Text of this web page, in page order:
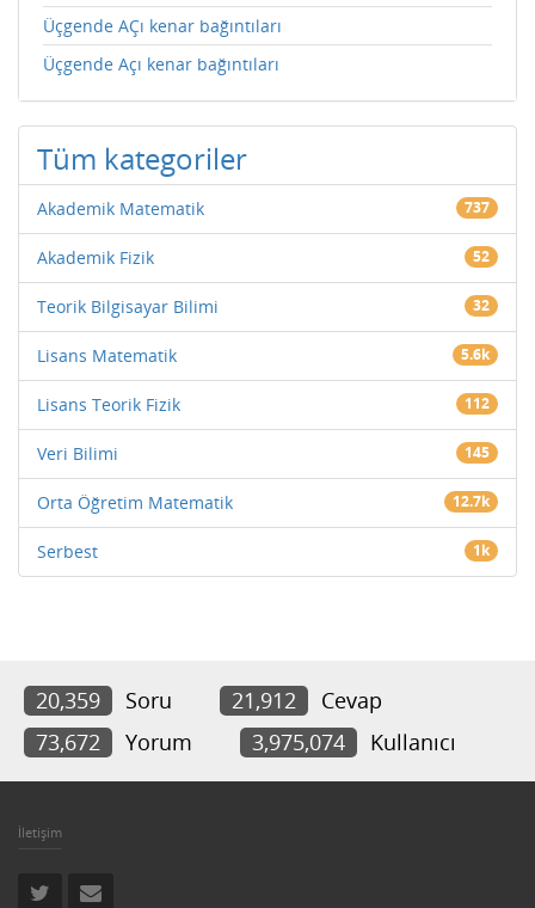
Üçgende AÇı kenar bağıntıları
Üçgende Açı kenar bağıntıları
Tüm kategoriler
Akademik Matematik 737
Akademik Fizik 52
Teorik Bilgisayar Bilimi 32
Lisans Matematik 5.6k
Lisans Teorik Fizik 112
Veri Bilimi 145
Orta Öğretim Matematik 12.7k
Serbest 1k
20,359 Soru 21,912
Cevap
73,672
Yorum 3,975,074 Kullanıcı
İletişim